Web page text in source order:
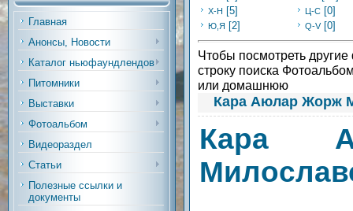
Главная
Анонсы, Новости
Каталог ньюфаундлендов
Питомники
Выставки
Фотоальбом
Видеораздел
Статьи
Полезные ссылки и
документы
Х-H [5] Ц-C [0]
Ю,Я [2] Q-V [0]
Чтобы посмотреть
строку поиска
или домашнюю
Кара Аюлар Жорж
Кара